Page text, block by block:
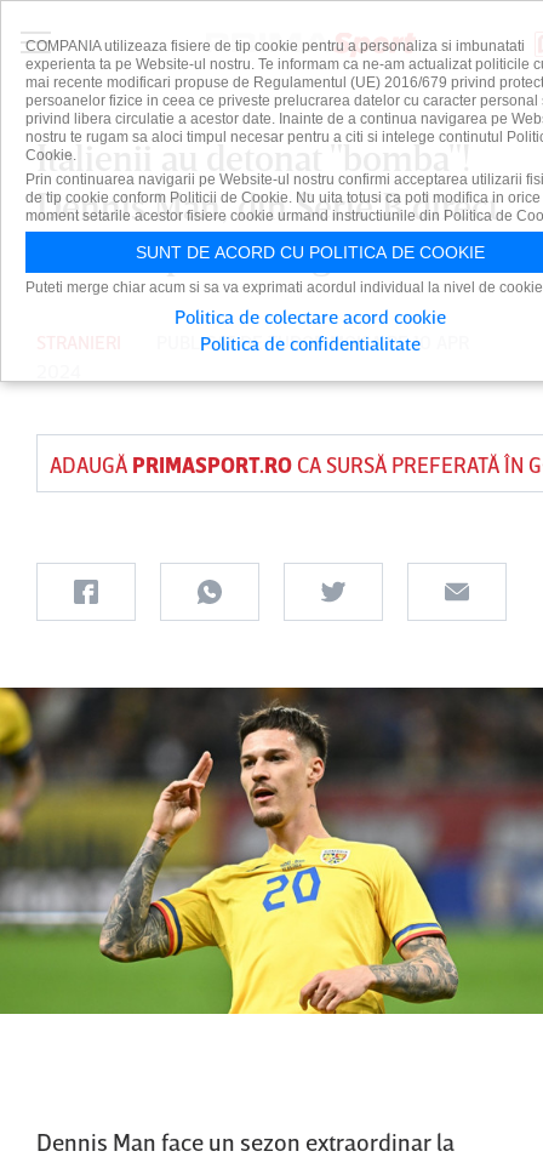
Italienii au detonat "bomba"!
Dennis Man, din Serie B direct
în Champions League
PUBLICAT DETUDOR MOISAPE 10 APR
ADAUGĂ PRIMASPORT.ROCA SURSĂ PREFERATĂ ÎN
Dennis Man face un sezon extraordinar la
COMPANIA utilizeaza fisiere de tip cookie pentru a personaliza si imbunatati
experienta ta pe Website-ul nostru. Te informam ca ne-am actualizat politicile
mai recente modificari propuse de Regulamentul (UE) 2016/679 privind
persoanelor fizice in ceea ce priveste prelucrarea datelor cu caracter personal
privind libera circulatie a acestor date. Inainte de a continua navigarea pe
nostru te rugam sa aloci timpul necesar pentru a citi si intelege continutul
Cookie.
Prin continuarea navigarii pe Website-ul nostru confirmi acceptarea utilizarii
de tip cookie conform Politicii de Cookie. Nu uita totusi ca poti modifica in orice
moment setarile acestor fisiere cookie urmand instructiunile din Politica de
SUNT DE ACORD CU POLITICA DE COOKIE
Puteti merge chiar acum si sa va exprimati acordul individual la nivel de
Politica de colectare acord cookie
Politica de confidentialitate